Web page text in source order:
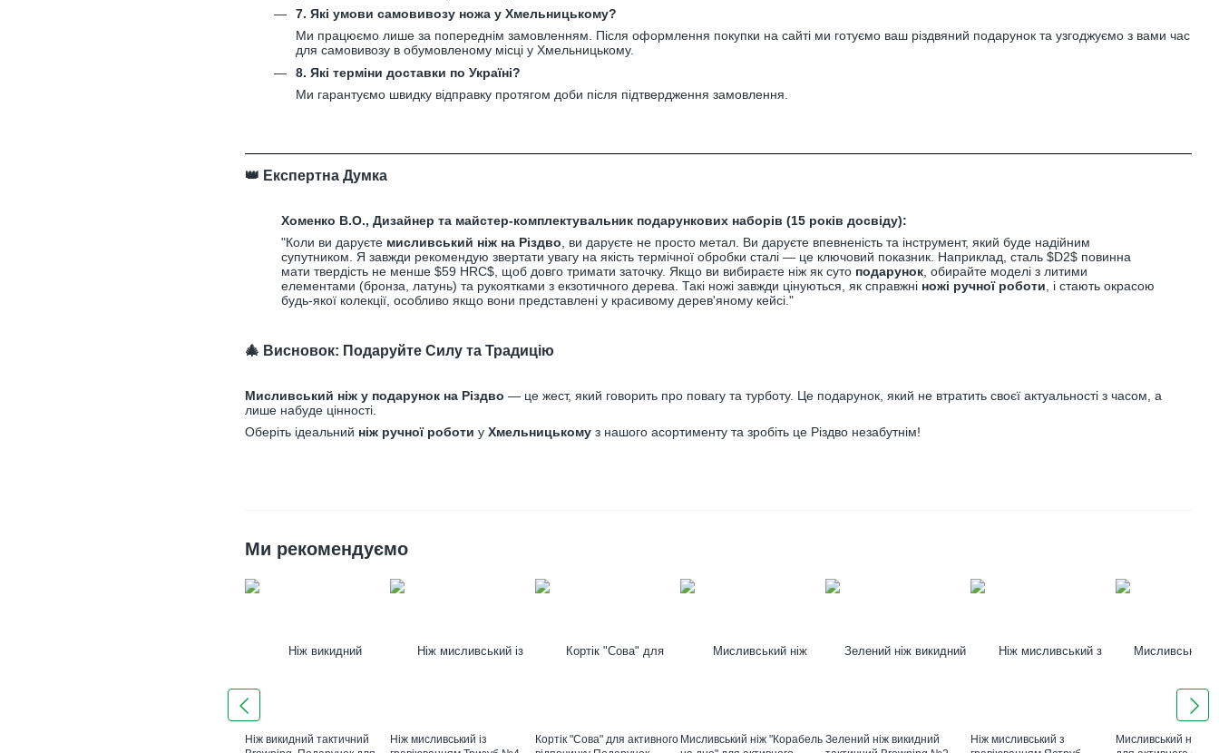
7. Які умови самовивозу ножа у Хмельницькому?
Ми працюємо лише за попереднім замовленням. Після оформлення покупки на сайті ми готуємо ваш різдвяний подарунок та узгоджуємо з вами час
для самовивозу в обумовленому місці у Хмельницькому.
8. Які терміни доставки по Україні?
Ми гарантуємо швидку відправку протягом доби після підтвердження замовлення.
👑 Експертна Думка
Хоменко В.О., Дизайнер та майстер-комплектувальник подарункових наборів (15 років досвіду):
"Коли ви даруєте мисливський ніж на Різдво, ви даруєте не просто метал. Ви даруєте впевненість та інструмент, який буде надійним
супутником. Я завжди рекомендую звертати увагу на якість термічної обробки сталі — це ключовий показник. Наприклад, сталь $D2$ повинна
мати твердість не менше $59 HRC$, щоб довго тримати заточку. Якщо ви вибираєте ніж як суто подарунок, обирайте моделі з литими
елементами (бронза, латунь) та рукоятками з екзотичного дерева. Такі ножі завжди цінуються, як справжні ножі ручної роботи, і стають окрасою
будь-якої колекції, особливо якщо вони представлені у красивому дерев'яному кейсі."
🎄 Висновок: Подаруйте Силу та Традицію
Мисливський ніж у подарунок на Різдво — це жест, який говорить про повагу та турботу. Це подарунок, який не втратить своєї актуальності з часом, а
лише набуде цінності.
Оберіть ідеальний ніж ручної роботи у Хмельницькому з нашого асортименту та зробіть це Різдво незабутнім!
Ми рекомендуємо
Ніж викидний тактичний
Ніж мисливський із
Кортік "Сова" для активного Мисливський ніж "Корабель Зелений ніж викидний
Ніж мисливський з
Мисливський ніж